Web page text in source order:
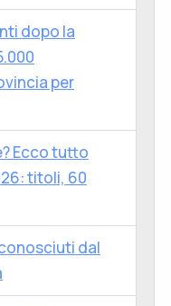
dopo la
per
Ecco tutto
titoli, 60
dal